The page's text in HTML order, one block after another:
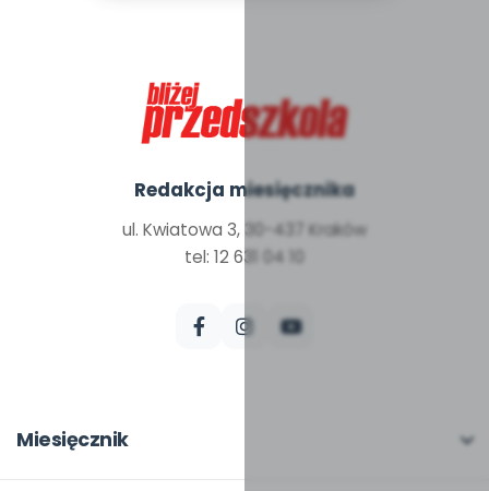
Redakcja miesięcznika
ul. Kwiatowa 3, 30-437 Kraków
tel: 12 631 04 10
Miesięcznik